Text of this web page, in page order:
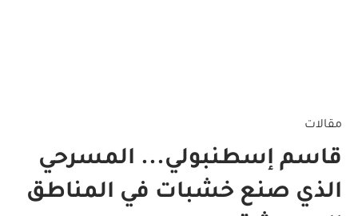
مقالات
قاسم إسطنبولي... المسرحي
الذي صنع خشبات في المناطق